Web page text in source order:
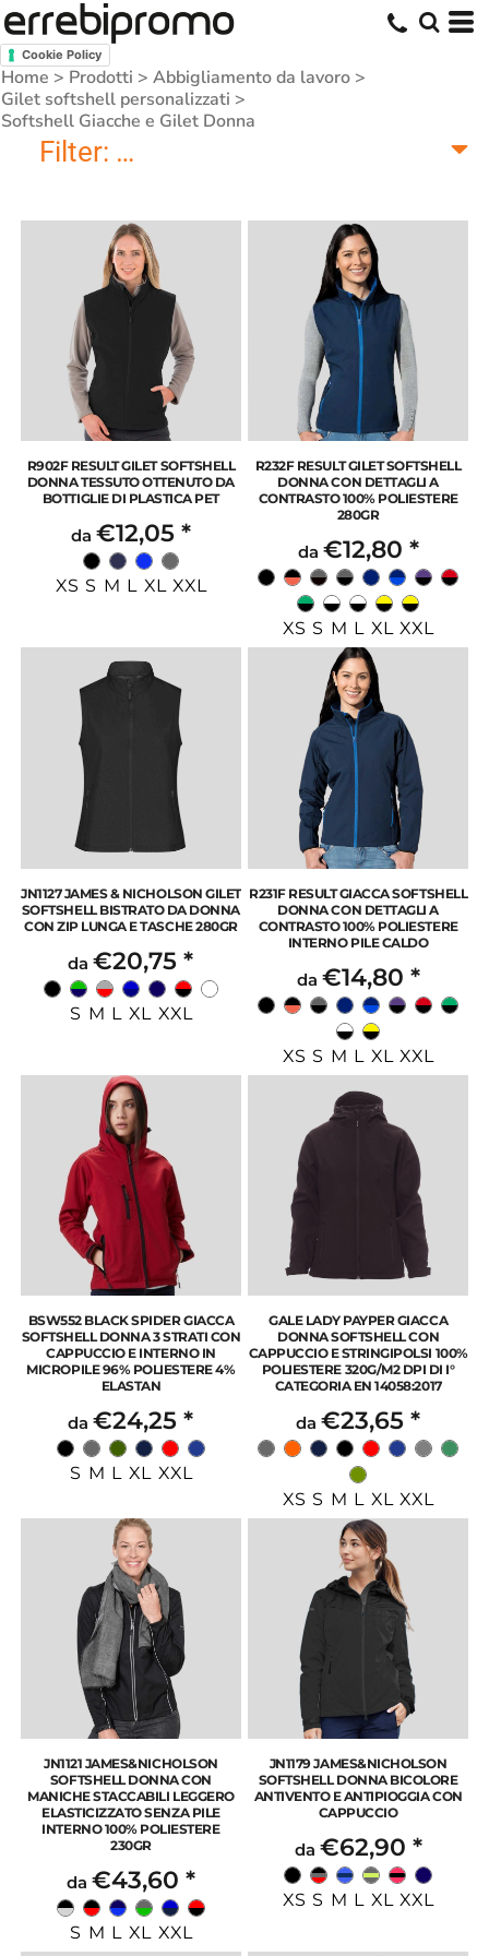
Cookie Policy
Home > Prodotti > Abbigliamento da lavoro >
Gilet softshell personalizzati >
Softshell Giacche e Gilet Donna
Filter: Softshell Giacche e Gilet
R902F RESULT GILET SOFTSHELL
DONNA TESSUTO OTTENUTO DA
BOTTIGLIE DI PLASTICA PET
da €12,05 *
XS S M L XL XXL
R232F RESULT GILET SOFTSHELL
DONNA CON DETTAGLI A
CONTRASTO 100% POLIESTERE
280GR
da €12,80 *
XS S M L XL XXL
JN1127 JAMES & NICHOLSON GILET
SOFTSHELL BISTRATO DA DONNA
CON ZIP LUNGA E TASCHE 280GR
da€20,75*
S M L XL XXL
R231F RESULT GIACCA SOFTSHELL
DONNA CON DETTAGLI A
CONTRASTO 100% POLIESTERE
INTERNO PILE CALDO
da €14,80 *
XS S M L XL XXL
BSW552 BLACK SPIDER GIACCA
SOFTSHELL DONNA 3 STRATI CON
CAPPUCCIO E INTERNO IN
MICROPILE 96% POLIESTERE 4%
ELASTAN
da€24,25*
S M L XL XXL
GALE LADY PAYPER GIACCA
DONNA SOFTSHELL CON
CAPPUCCIO E STRINGIPOLSI 100%
POLIESTERE 320G/M2 DPI DI I°
CATEGORIA EN 14058:2017
da€23,65*
XS S M L XL XXL
JN1121 JAMES&NICHOLSON
SOFTSHELL DONNA CON
MANICHE STACCABILI LEGGERO
ELASTICIZZATO SENZA PILE
INTERNO 100% POLIESTERE
230GR
da €43,60 *
S M L XL XXL
JN1179 JAMES&NICHOLSON
SOFTSHELL DONNA BICOLORE
ANTIVENTO E ANTIPIOGGIA CON
CAPPUCCIO
da €62,90 *
XS S M L XL XXL